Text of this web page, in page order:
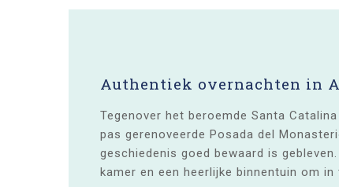
Authentiek overnachten in
Tegenover het beroemde Santa
pas gerenoveerde Posada del
geschiedenis goed bewaard is
kamer en een heerlijke binnentuin om in